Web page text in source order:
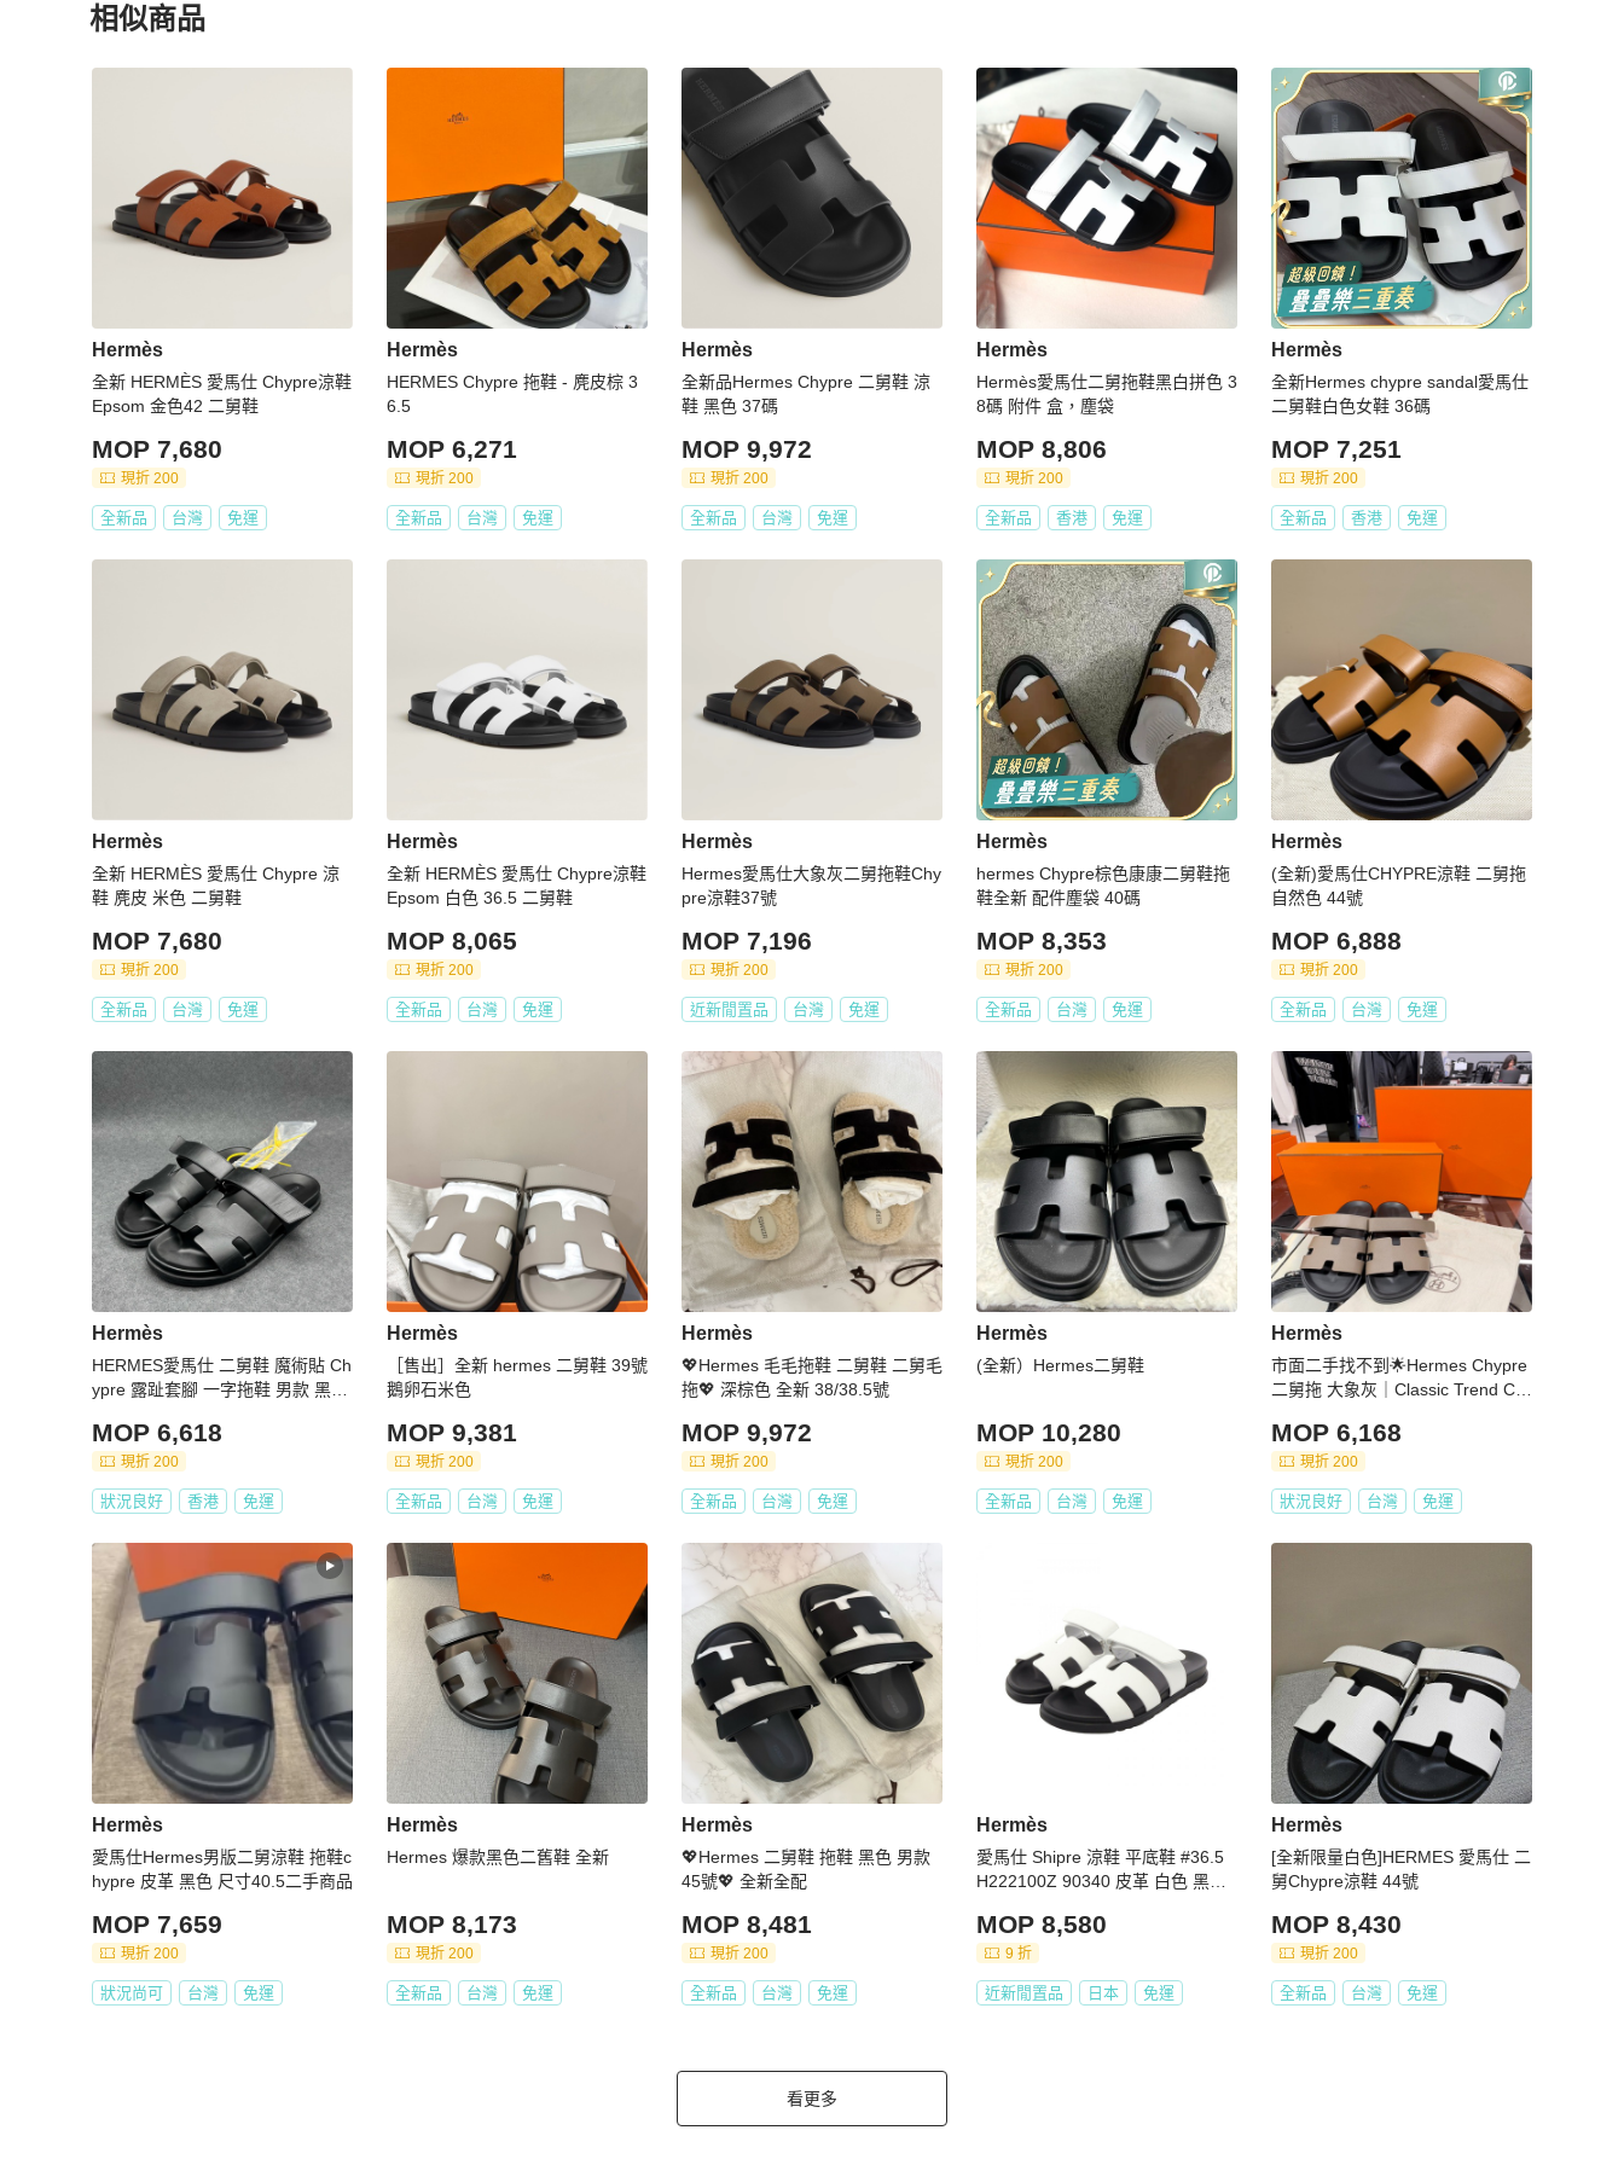
相似商品
更多相似Hermès男鞋推薦精品
Hermès
全新 HERMÈS 愛馬仕 Chypre涼鞋
Epsom 金色42 二舅鞋
MOP 7,680
現折 200
全新品 台灣 免運
Hermès
HERMES Chypre 拖鞋 - 麂皮棕 3
6.5
MOP 6,271
現折 200
全新品 台灣 免運
Hermès
全新品Hermes Chypre 二舅鞋 涼
鞋 黑色 37碼
MOP 9,972
現折 200
全新品 台灣 免運
Hermès
Hermès愛馬仕二舅拖鞋黑白拼色 3
8碼 附件 盒，塵袋
MOP 8,806
現折 200
全新品 香港 免運
Hermès
全新Hermes chypre sandal愛馬仕
二舅鞋白色女鞋 36碼
MOP 7,251
現折 200
全新品 香港 免運
Hermès
全新 HERMÈS 愛馬仕 Chypre 涼
鞋 麂皮 米色 二舅鞋
MOP 7,680
現折 200
全新品 台灣 免運
Hermès
全新 HERMÈS 愛馬仕 Chypre涼鞋
Epsom 白色 36.5 二舅鞋
MOP 8,065
現折 200
全新品 台灣 免運
Hermès
Hermes愛馬仕大象灰二舅拖鞋Chy
pre涼鞋37號
MOP 7,196
現折 200
近新閒置品 台灣 免運
Hermès
hermes Chypre棕色康康二舅鞋拖
鞋全新 配件塵袋 40碼
MOP 8,353
現折 200
全新品 台灣 免運
Hermès
(全新)愛馬仕CHYPRE涼鞋 二舅拖
自然色 44號
MOP 6,888
現折 200
全新品 台灣 免運
Hermès
HERMES愛馬仕 二舅鞋 魔術貼 Ch
ypre 露趾套腳 一字拖鞋 男款 黑色
MOP 6,618
現折 200
狀況良好 香港 免運
Hermès
［售出］全新 hermes 二舅鞋 39號
鵝卵石米色
MOP 9,381
現折 200
全新品 台灣 免運
Hermès
💖Hermes 毛毛拖鞋 二舅鞋 二舅毛
拖💖 深棕色 全新 38/38.5號
MOP 9,972
現折 200
全新品 台灣 免運
Hermès
(全新）Hermes二舅鞋
MOP 10,280
現折 200
全新品 台灣 免運
Hermès
市面二手找不到🌟Hermes Chypre
二舅拖 大象灰｜Classic Trend CT
MOP 6,168
現折 200
狀況良好 台灣 免運
Hermès
愛馬仕Hermes男版二舅涼鞋 拖鞋c
hypre 皮革 黑色 尺寸40.5二手商品
MOP 7,659
現折 200
狀況尚可 台灣 免運
Hermès
Hermes 爆款黑色二舊鞋 全新
MOP 8,173
現折 200
全新品 台灣 免運
Hermès
💖Hermes 二舅鞋 拖鞋 黑色 男款
45號💖 全新全配
MOP 8,481
現折 200
全新品 台灣 免運
Hermès
愛馬仕 Shipre 涼鞋 平底鞋 #36.5
H222100Z 90340 皮革 白色 黑色
MOP 8,580
9 折
近新閒置品 日本 免運
Hermès
[全新限量白色]HERMES 愛馬仕 二
舅Chypre涼鞋 44號
MOP 8,430
現折 200
全新品 台灣 免運
看更多